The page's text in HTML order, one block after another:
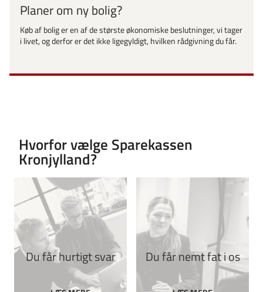
Planer om ny bolig?
Køb af bolig er en af de største økonomiske beslutninger, vi tager
i livet, og derfor er det ikke ligegyldigt, hvilken rådgivning du får.
Hvorfor vælge Sparekassen
Kronjylland?
Du får hurtigt svar Du får nemt fat i os